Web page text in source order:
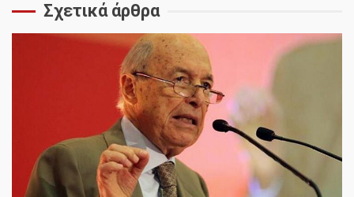
Σχετικά άρθρα